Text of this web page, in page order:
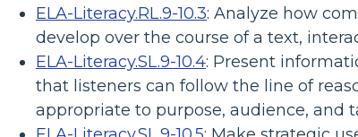
ELA-Literacy.RL.9-10.3: Analyze how
develop over the course of a text,
ELA-Literacy.SL.9-10.4: Present
that listeners can follow the line of
appropriate to purpose, audience, and